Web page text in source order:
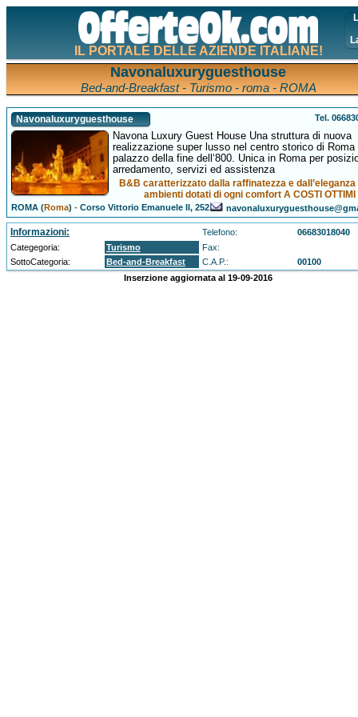
IL PORTALE DELLE AZIENDE ITALIANE!
Navonaluxuryguesthouse
Bed-and-Breakfast - Turismo - roma - ROMA
Navonaluxuryguesthouse Tel.
Navona Luxury Guest House Una struttura di nuova
realizzazione super lusso nel centro storico di Roma
palazzo della fine dell‘800. Unica in Roma per
arredamento, servizi ed assistenza
B&B caratterizzato dalla raffinatezza e dall’eleganza
ambienti dotati di ogni comfort A COSTI OTTIMI
ROMA (Roma) -Corso Vittorio Emanuele II, 252
Informazioni: Telefono:
06683018040
Categegoria:
Turismo
Fax:
SottoCategoria:
Bed-and-Breakfast C.A.P.:
00100
Inserzione aggiornata al 19-09-2016